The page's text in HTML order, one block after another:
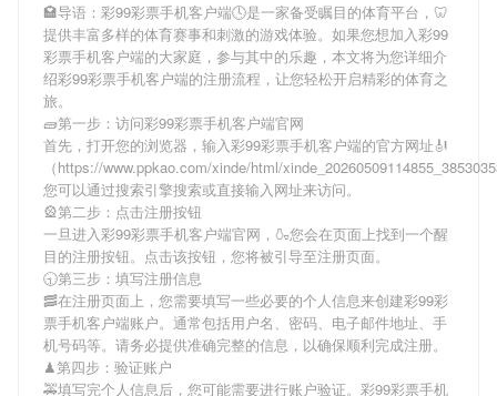
🏩导语： 彩99彩票手机客户端🕓是一家备受瞩目的体育平台，🦷
提供丰富多样的体育赛事和刺激的游戏体验。如果您想加入彩99
彩票手机客户端的大家庭，参与其中的乐趣，本文将为您详细介
绍彩99彩票手机客户端的注册流程，让您轻松开启精彩的体育之
旅。
🧱第一步：访问彩99彩票手机客户端官网
首先，打开您的浏览器，输入彩99彩票手机客户端的官方网址🎻
（https://www.ppkao.com/xinde/html/
您可以通过搜索引擎搜索或直接输入网址来访问。
🎡第二步：点击注册按钮
一旦进入彩99彩票手机客户端官网，🍶您会在页面上找到一个醒
目的注册按钮。点击该按钮，您将被引导至注册页面。
🕤第三步：填写注册信息
🥓在注册页面上，您需要填写一些必要的个人信息来创建彩99彩
票手机客户端账户。通常包括用户名、密码、电子邮件地址、手
机号码等。请务必提供准确完整的信息，以确保顺利完成注册。
♟第四步：验证账户
🚕填写完个人信息后，您可能需要进行账户验证。 彩99彩票手机